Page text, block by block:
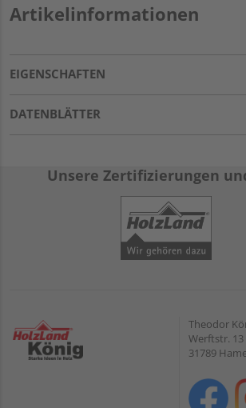
Artikelinformationen
EIGENSCHAFTEN
DATENBLÄTTER
Unsere Zertifizierungen
Theodor
Werftstr. 13
31789